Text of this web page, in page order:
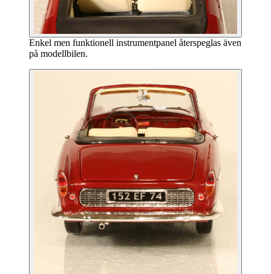
Enkel men funktionell instrumentpanel återspeglas även
på modellbilen.